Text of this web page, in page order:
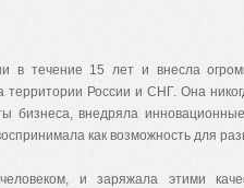
в течение 15 лет и внесла
территории России и СНГ. Она
бизнеса, внедряла инновационные
как возможность для
и заряжала этими